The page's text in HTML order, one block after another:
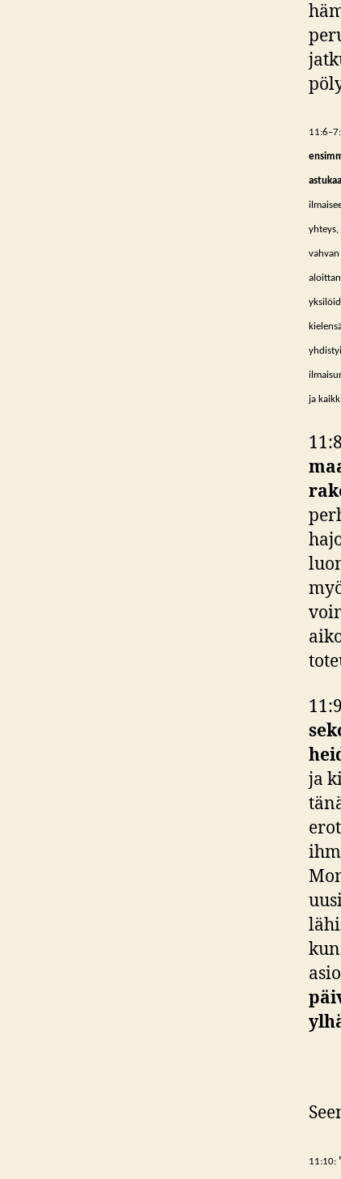
11:6–7:
yhteys,
ja
ja
11:10: